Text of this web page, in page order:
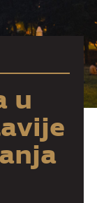
u